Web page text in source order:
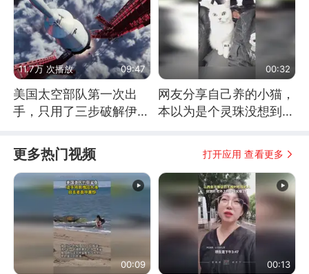
11.7万 次播放 09:47
美国太空部队第一次出
手，只用了三步破解伊朗
00:32
网友分享自己养的小猫，
本以为是个灵珠没想到是
更多热门视频 打开应用 查看更多
00:09 00:13